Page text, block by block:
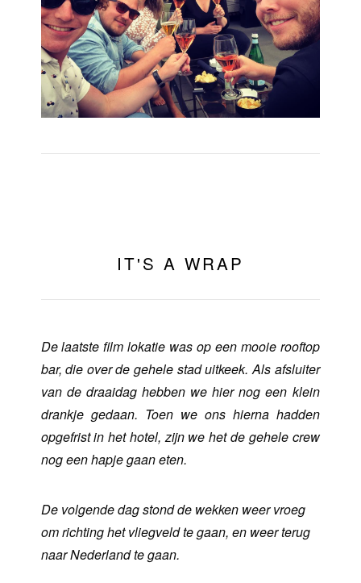
IT'S A WRAP
De laatste film lokatie was op een mooie rooftop
bar, die over de gehele stad uitkeek. Als afsluiter
van de draaidag hebben we hier nog een klein
drankje gedaan. Toen we ons hierna hadden
opgefrist in het hotel, zijn we het de gehele crew
nog een hapje gaan eten.
De volgende dag stond de wekken weer vroeg
om richting het vliegveld te gaan, en weer terug
naar Nederland te gaan.